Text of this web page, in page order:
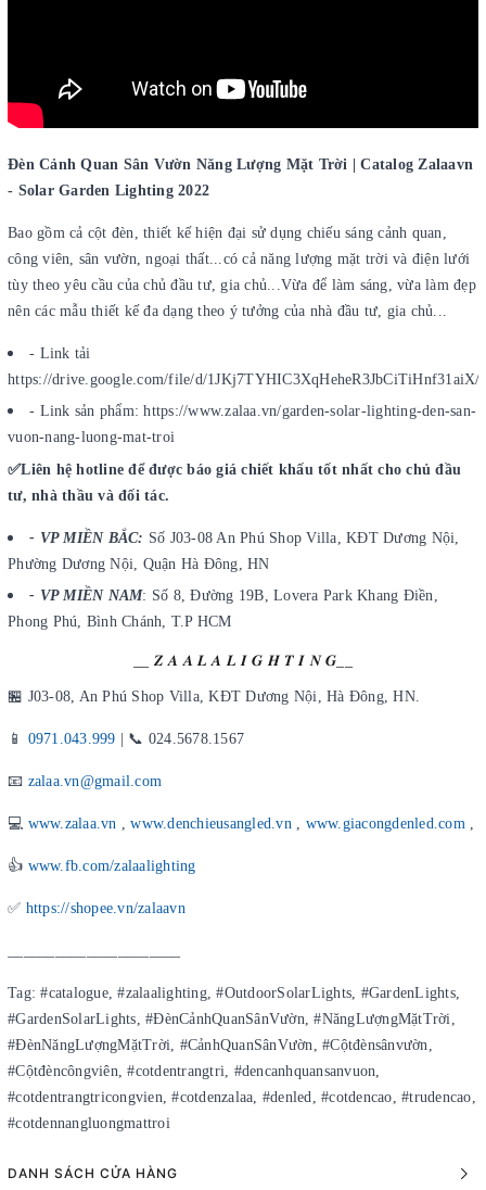
Đèn Cảnh Quan Sân Vườn Năng Lượng Mặt Trời | Catalog Zalaavn
- Solar Garden Lighting 2022
Bao gồm cả cột đèn, thiết kế hiện đại sử dụng chiếu sáng cảnh quan,
công viên, sân vườn, ngoại thất...có cả năng lượng mặt trời và điện lưới
tùy theo yêu cầu của chủ đầu tư, gia chủ...Vừa để làm sáng, vừa làm đẹp
nên các mẫu thiết kế đa dạng theo ý tưởng của nhà đầu tư, gia chủ...
- Link tải
https://drive.google.com/file/d/1JKj7TYHIC3XqHeheR3JbCiTiHnf31aiX/
- Link sản phẩm: https://www.zalaa.vn/garden-solar-lighting-den-san-
vuon-nang-luong-mat-troi
✅Liên hệ hotline để được báo giá chiết khấu tốt nhất cho chủ đầu
tư, nhà thầu và đối tác.
- VP MIỀN BẮC: Số J03-08 An Phú Shop Villa, KĐT Dương Nội,
Phường Dương Nội, Quận Hà Đông, HN
- VP MIỀN NAM: Số 8, Đường 19B, Lovera Park Khang Điền,
Phong Phú, Bình Chánh, T.P HCM
__ 𝒁 𝑨 𝑨 𝑳 𝑨 𝑳 𝑰 𝑮 𝑯 𝑻 𝑰 𝑵 𝑮__
🏪 J03-08, An Phú Shop Villa, KĐT Dương Nội, Hà Đông, HN.
📱 0971.043.999 | 📞 024.5678.1567
📧 zalaa.vn@gmail.com
💻 www.zalaa.vn ,www.denchieusangled.vn, www.giacongdenled.com,
👍 www.fb.com/zalaalighting
✅ https://shopee.vn/zalaavn
Tag: #catalogue, #zalaalighting, #OutdoorSolarLights, #GardenLights,
#GardenSolarLights, #ĐènCảnhQuanSânVườn, #NăngLượngMặtTrời,
#ĐènNăngLượngMặtTrời, #CảnhQuanSânVườn, #Cộtđènsânvườn,
#Cộtđèncôngviên, #cotdentrangtri, #dencanhquansanvuon,
#cotdentrangtricongvien, #cotdenzalaa, #denled, #cotdencao, #trudencao,
#cotdennangluongmattroi
DANH SÁCH CỬA HÀNG